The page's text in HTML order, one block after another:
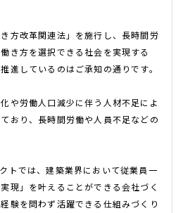
方改革関連法」を施行し、長時間労
き方を選択できる社会を実現する
進しているのはご承知の通りです。
や労働人口減少に伴う人材不足によ
おり、長時間労働や人員不足などの
トでは、建築業界において従業員一
現」を叶えることができる会社づく
験を問わず活躍できる仕組みづくり